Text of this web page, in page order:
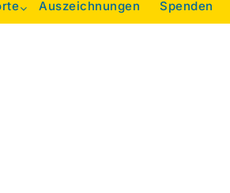
Auszeichnungen Spenden